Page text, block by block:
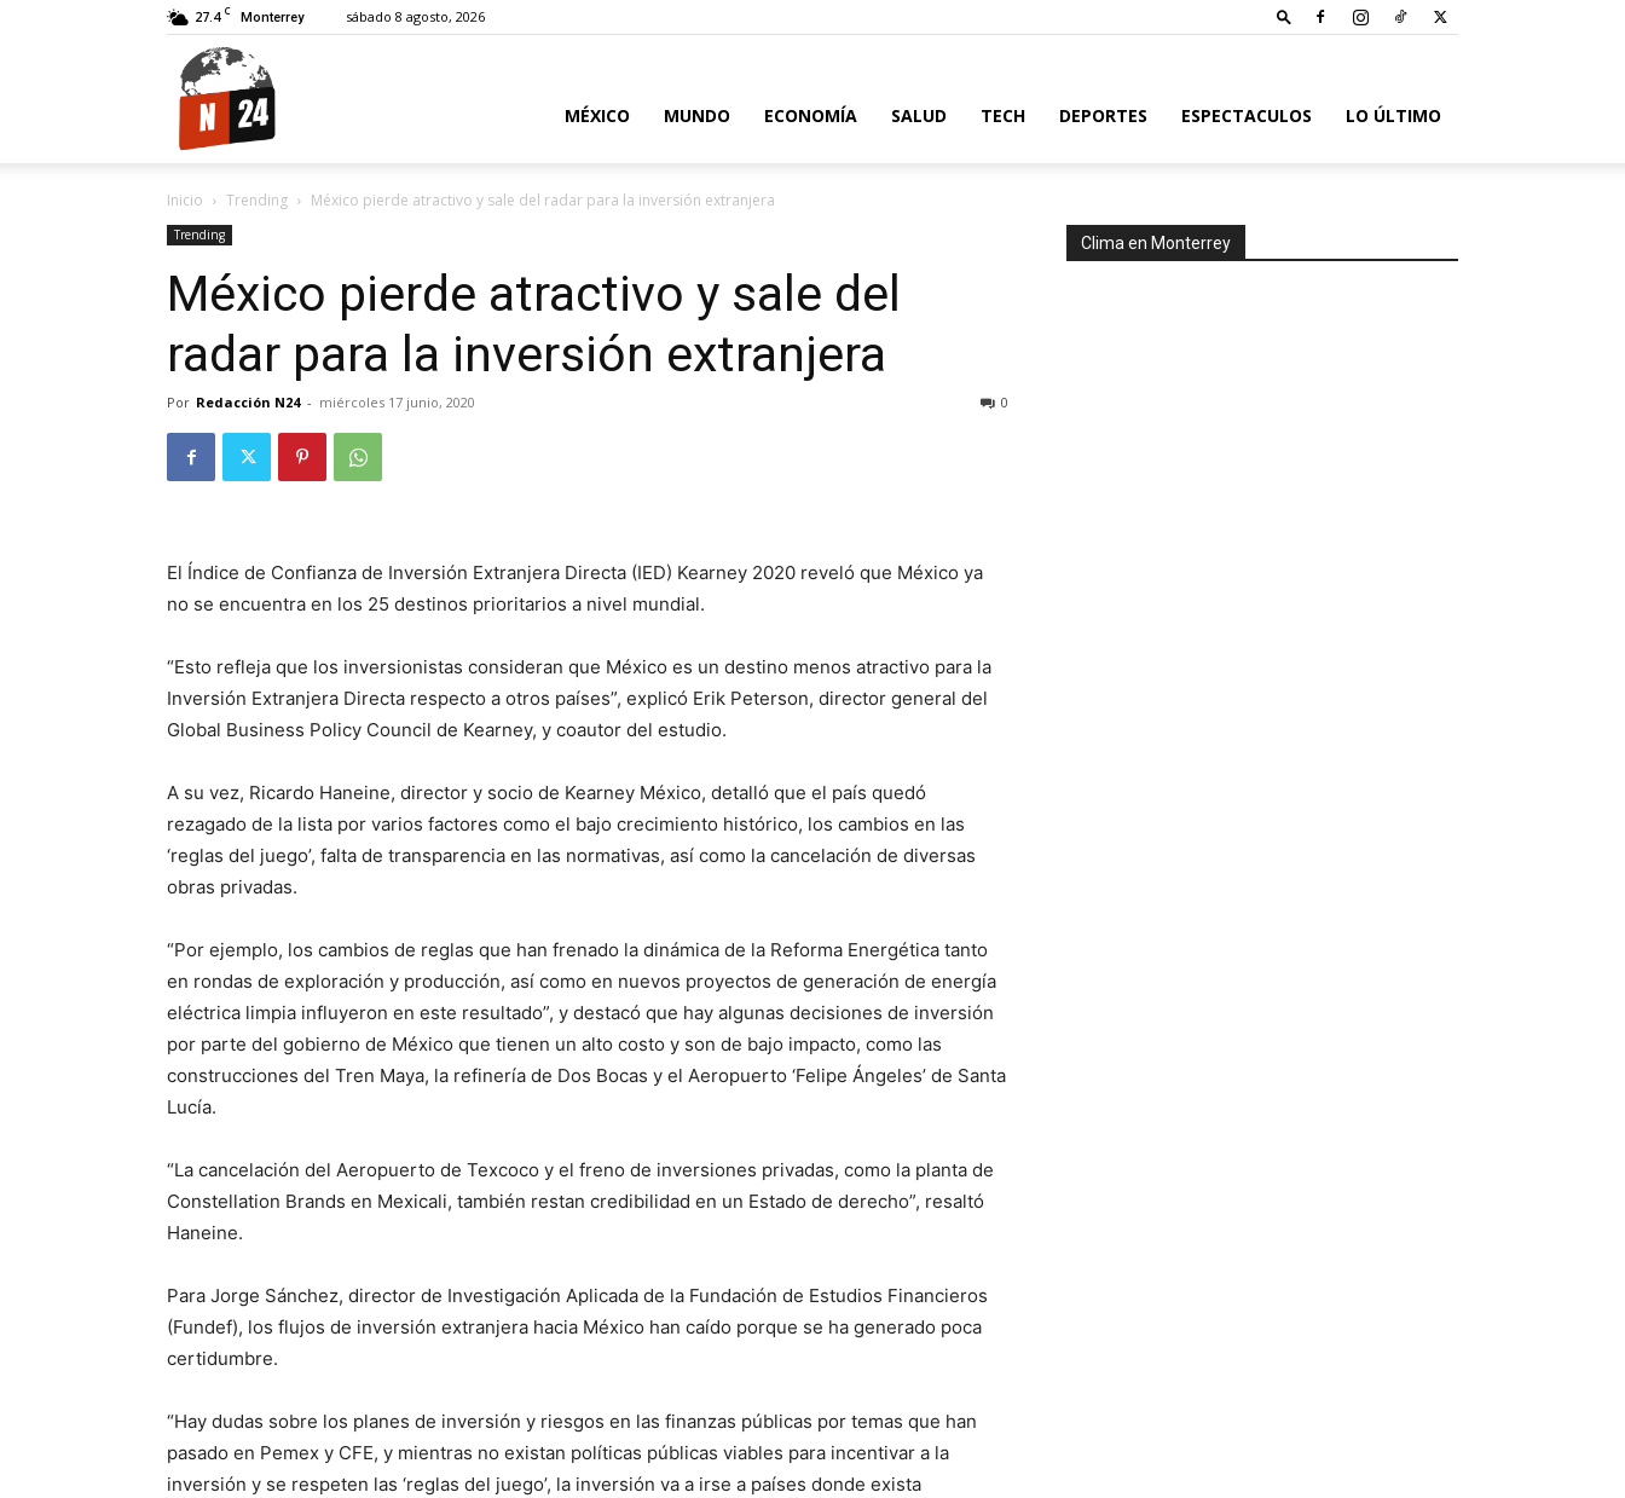
27.4 C Monterrey sábado 8 agosto, 2026
MÉXICO MUNDO ECONOMÍA SALUD TECH DEPORTES ESPECTACULOS LO ÚLTIMO
Inicio Trending México pierde atractivo y sale del radar para la inversión extranjera
Trending
México pierde atractivo y sale del
radar para la inversión extranjera
Por Redacción N24 - miércoles 17 junio, 2020 0
El Índice de Confianza de Inversión Extranjera Directa (IED) Kearney 2020 reveló que México ya
no se encuentra en los 25 destinos prioritarios a nivel mundial.
“Esto refleja que los inversionistas consideran que México es un destino menos atractivo para la
Inversión Extranjera Directa respecto a otros países”, explicó Erik Peterson, director general del
Global Business Policy Council de Kearney, y coautor del estudio.
A su vez, Ricardo Haneine, director y socio de Kearney México, detalló que el país quedó
rezagado de la lista por varios factores como el bajo crecimiento histórico, los cambios en las
‘reglas del juego’, falta de transparencia en las normativas, así como la cancelación de diversas
obras privadas.
“Por ejemplo, los cambios de reglas que han frenado la dinámica de la Reforma Energética tanto
en rondas de exploración y producción, así como en nuevos proyectos de generación de energía
eléctrica limpia influyeron en este resultado”, y destacó que hay algunas decisiones de inversión
por parte del gobierno de México que tienen un alto costo y son de bajo impacto, como las
construcciones del Tren Maya, la refinería de Dos Bocas y el Aeropuerto ‘Felipe Ángeles’ de Santa
Lucía.
“La cancelación del Aeropuerto de Texcoco y el freno de inversiones privadas, como la planta de
Constellation Brands en Mexicali, también restan credibilidad en un Estado de derecho”, resaltó
Haneine.
Para Jorge Sánchez, director de Investigación Aplicada de la Fundación de Estudios Financieros
(Fundef), los flujos de inversión extranjera hacia México han caído porque se ha generado poca
certidumbre.
“Hay dudas sobre los planes de inversión y riesgos en las finanzas públicas por temas que han
pasado en Pemex y CFE, y mientras no existan políticas públicas viables para incentivar a la
inversión y se respeten las ‘reglas del juego’, la inversión va a irse a países donde exista
Clima en Monterrey